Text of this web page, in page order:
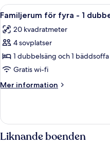
Öppna
alla
foton
för
Familjerum
för
fyra
-
dubbelsäng
med
bäddsoffa
6
Familjerum för fyra - 1
20 kvadratmeter
4 sovplatser
1 dubbelsäng och 1
Gratis wi-fi
Mer information
Mer
för
fyra
-Liknande boenden